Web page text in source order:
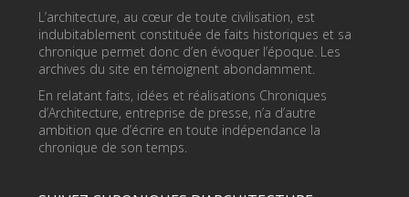
L’architecture, au cœur de toute civilisation, est
indubitablement constituée de faits historiques et sa
chronique permet donc d’en évoquer l’époque. Les
archives du site en témoignent abondamment.
En relatant faits, idées et réalisations Chroniques
d’Architecture, entreprise de presse, n’a d’autre
ambition que d’écrire en toute indépendance la
chronique de son temps.